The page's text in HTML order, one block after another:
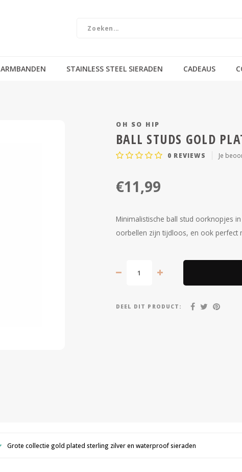
ARMBANDEN STAINLESS STEEL SIERADEN CADEAUS
OH SO HIP
BALL STUDS GOLD
0 REVIEWS Je
€11,99
Minimalistische ball stud oorknopjes
oorbellen zijn tijdloos, en ook perfect
DEEL DIT PRODUCT:
Grote collectie gold plated sterling zilver en waterproof sieraden